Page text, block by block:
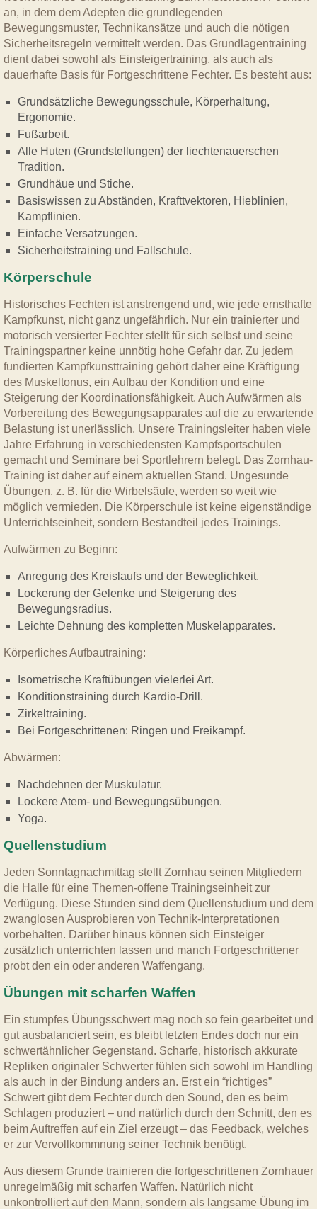
an, in dem dem Adepten die grundlegenden
Bewegungsmuster, Technikansätze und auch die nötigen
Sicherheitsregeln vermittelt werden. Das Grundlagentraining
dient dabei sowohl als Einsteigertraining, als auch als
dauerhafte Basis für Fortgeschrittene Fechter. Es besteht aus:
Grundsätzliche Bewegungsschule, Körperhaltung,
Ergonomie.
Fußarbeit.
Alle Huten (Grundstellungen) der liechtenauerschen
Tradition.
Grundhäue und Stiche.
Basiswissen zu Abständen, Krafttvektoren, Hieblinien,
Kampflinien.
Einfache Versatzungen.
Sicherheitstraining und Fallschule.
Körperschule
Historisches Fechten ist anstrengend und, wie jede ernsthafte
Kampfkunst, nicht ganz ungefährlich. Nur ein trainierter und
motorisch versierter Fechter stellt für sich selbst und seine
Trainingspartner keine unnötig hohe Gefahr dar. Zu jedem
fundierten Kampfkunsttraining gehört daher eine Kräftigung
des Muskeltonus, ein Aufbau der Kondition und eine
Steigerung der Koordinationsfähigkeit. Auch Aufwärmen als
Vorbereitung des Bewegungsapparates auf die zu erwartende
Belastung ist unerlässlich. Unsere Trainingsleiter haben viele
Jahre Erfahrung in verschiedensten Kampfsportschulen
gemacht und Seminare bei Sportlehrern belegt. Das Zornhau-
Training ist daher auf einem aktuellen Stand. Ungesunde
Übungen, z. B. für die Wirbelsäule, werden so weit wie
möglich vermieden. Die Körperschule ist keine eigenständige
Unterrichtseinheit, sondern Bestandteil jedes Trainings.
Aufwärmen zu Beginn:
Anregung des Kreislaufs und der Beweglichkeit.
Lockerung der Gelenke und Steigerung des
Bewegungsradius.
Leichte Dehnung des kompletten Muskelapparates.
Körperliches Aufbautraining:
Isometrische Kraftübungen vielerlei Art.
Konditionstraining durch Kardio-Drill.
Zirkeltraining.
Bei Fortgeschrittenen: Ringen und Freikampf.
Abwärmen:
Nachdehnen der Muskulatur.
Lockere Atem- und Bewegungsübungen.
Yoga.
Quellenstudium
Jeden Sonntagnachmittag stellt Zornhau seinen Mitgliedern
die Halle für eine Themen-offene Trainingseinheit zur
Verfügung. Diese Stunden sind dem Quellenstudium und dem
zwanglosen Ausprobieren von Technik-Interpretationen
vorbehalten. Darüber hinaus können sich Einsteiger
zusätzlich unterrichten lassen und manch Fortgeschrittener
probt den ein oder anderen Waffengang.
Übungen mit scharfen Waffen
Ein stumpfes Übungsschwert mag noch so fein gearbeitet und
gut ausbalanciert sein, es bleibt letzten Endes doch nur ein
schwertähnlicher Gegenstand. Scharfe, historisch akkurate
Repliken originaler Schwerter fühlen sich sowohl im Handling
als auch in der Bindung anders an. Erst ein “richtiges”
Schwert gibt dem Fechter durch den Sound, den es beim
Schlagen produziert – und natürlich durch den Schnitt, den es
beim Auftreffen auf ein Ziel erzeugt – das Feedback, welches
er zur Vervollkommnung seiner Technik benötigt.
Aus diesem Grunde trainieren die fortgeschrittenen Zornhauer
unregelmäßig mit scharfen Waffen. Natürlich nicht
unkontrolliert auf den Mann, sondern als langsame Übung im